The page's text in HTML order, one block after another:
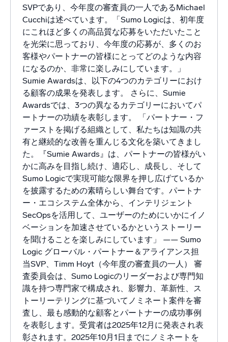
SVPであり、今年度の審査員の一人であるMichael
Cucchiは述べています。「Sumo Logicは、初年度
にこれほど多くの高品質な応募をいただいたこと
を光栄に思っており、今年度の応募が、多くのお
客様やパートナーの皆様にとってどのような内容
になるのか、非常に楽しみにしています。」
Sumie Awardsは、以下の4つのカテゴリーにおけ
る顧客の成果を発表します。 さらに、Sumie
Awardsでは、3つの異なるカテゴリーにおいてパ
ートナーの功績を表彰します。 「パートナー・フ
ァーストを掲げる組織として、私たちは知識の共
有と継続的な改善を重んじる文化を築いてきまし
た。『Sumie Awards』は、パートナーの皆様がい
かに高みを目指し続け、適応し、成長し、そして
Sumo Logicで実現可能な限界を押し広げているか
を披露するための素晴らしい舞台です。パートナ
ー・エコシステム全体から、インテリジェント
SecOpsを活用して、ユーザーのためにいかにイノ
ベーションを加速させているかというストーリー
を聞けることを楽しみにしています」 —— Sumo
Logic グローバル・パートナー＆アライアンス担
当SVP、Timm Hoyt（今年度の審査員の一人） 審
査委員会は、Sumo Logicのリーダーおよび専門知
識を持つ専門家で構成され、影響力、革新性、ス
トーリーテリングに基づいてノミネート案件を審
査し、最も感動的な顧客とパートナーの成功事例
を表彰します。受賞者は2025年12月に発表され表
彰されます。2025年10月1日までにノミネートを